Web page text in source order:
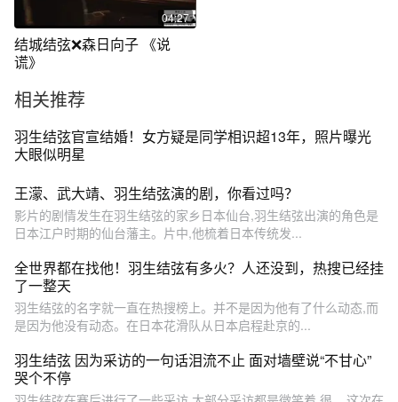
04:27
结城结弦❌森日向子 《说
谎》
相关推荐
羽生结弦官宣结婚！女方疑是同学相识超13年，照片曝光
大眼似明星
王濛、武大靖、羽生结弦演的剧，你看过吗？
影片的剧情发生在羽生结弦的家乡日本仙台,羽生结弦出演的角色是
日本江户时期的仙台藩主。片中,他梳着日本传统发...
全世界都在找他！羽生结弦有多火？人还没到，热搜已经挂
了一整天
羽生结弦的名字就一直在热搜榜上。并不是因为他有了什么动态,而
是因为他没有动态。在日本花滑队从日本启程赴京的...
羽生结弦 因为采访的一句话泪流不止 面对墙壁说“不甘心”
哭个不停